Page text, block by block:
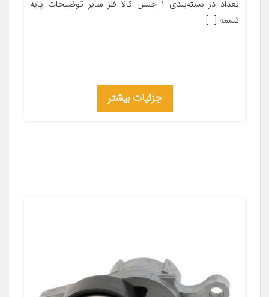
تعداد در بسته‌بندی ۱ جنس کالا فلز سایر توضیحات پایه
تسمه […]
جزئیات بیشتر